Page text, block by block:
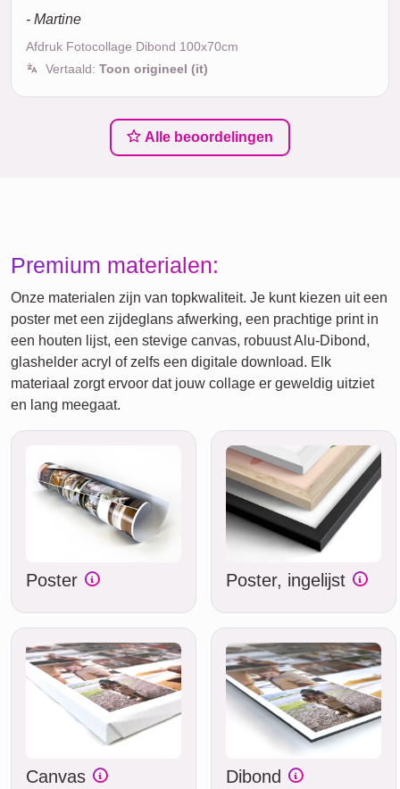
- Martine
Afdruk Fotocollage Dibond 100x70cm
Vertaald: Toon origineel (it)
Alle beoordelingen
Premium materialen:
Onze materialen zijn van topkwaliteit. Je kunt kiezen uit een
poster met een zijdeglans afwerking, een prachtige print in
een houten lijst, een stevige canvas, robuust Alu-Dibond,
glashelder acryl of zelfs een digitale download. Elk
materiaal zorgt ervoor dat jouw collage er geweldig uitziet
en lang meegaat.
Poster Poster, ingelijst
Canvas Dibond